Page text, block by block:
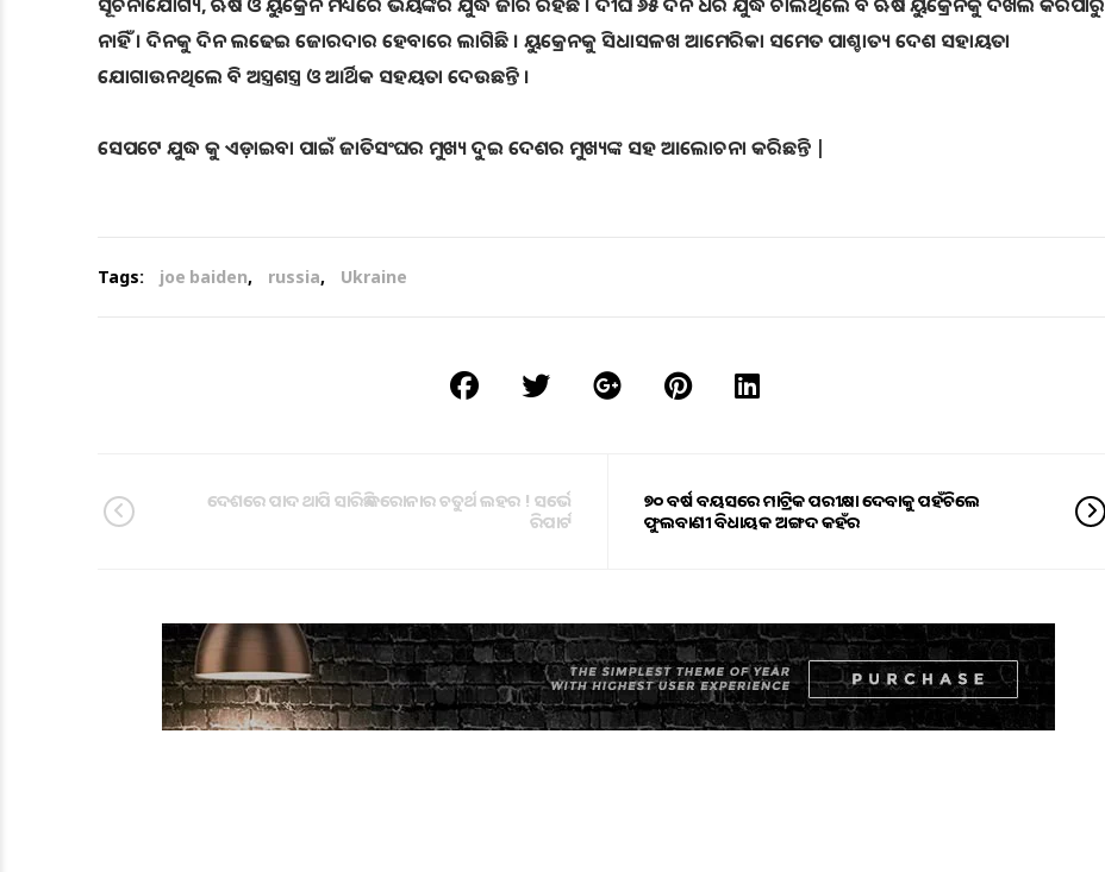
ନାହିଁ । ଦିନକୁ ଦିନ ଲଢେଇ ଜୋରଦାର ହେବାରେ ଲାଗିଛି । ୟୁକ୍ରେନକୁ ସିଧାସଳଖ ଆମେରିକା ସମେତ ପାଶ୍ଚାତ୍ୟ ଦେଶ ସହାୟତା
ଯୋଗାଉନଥିଲେ ବି ଅସ୍ତ୍ରଶସ୍ତ୍ର ଓ ଆର୍ଥିକ ସହୟତା ଦେଉଛନ୍ତି ।
ସେପଟେ ଯୁଦ୍ଧ କୁ ଏଡ଼ାଇବା ପାଇଁ ଜାତିସଂଘର ମୁଖ୍ୟ ଦୁଇ ଦେଶର ମୁଖ୍ୟଙ୍କ ସହ ଆଲୋଚନା କରିଛନ୍ତି |
Tags: joe baiden, russia, Ukraine
ଦେଶରେ ପାଦ ଥାପି ସାରିଛି କରୋନାର ଚତୁର୍ଥ ଲହର ! ସର୍ଭେ
ରିପାର୍ଟ
୭୦ ବର୍ଷ ବୟସରେ ମାଟ୍ରିକ ପରୀକ୍ଷା ଦେବାକୁ ପହଁଚିଲେ
ଫୁଲବାଣୀ ବିଧାୟକ ଅଙ୍ଗଦ କହଁର